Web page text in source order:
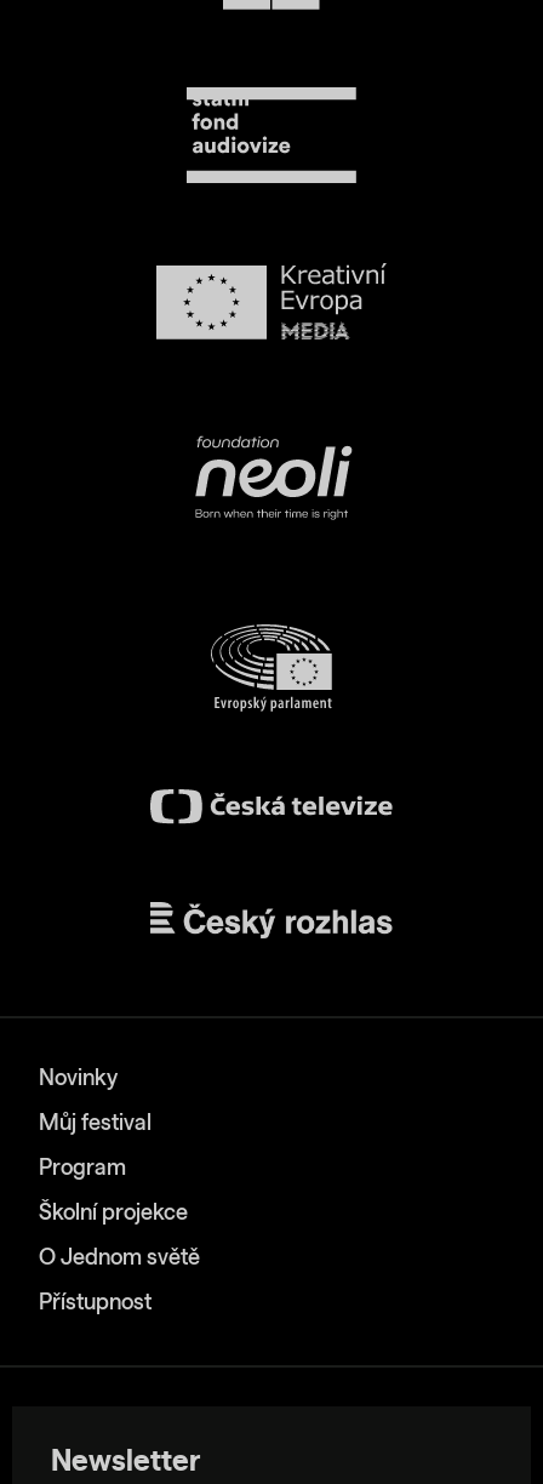
Novinky
Můj festival
Program
Školní projekce
O Jednom světě
Přístupnost
Newsletter